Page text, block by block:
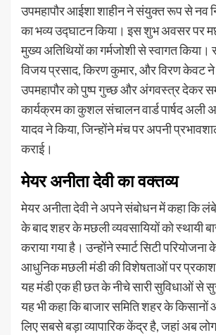
उपमहापौर आईशा शाहीन ने संयुक्त रूप से नव
का भव्य उद्घाटन किया। इस शुभ अवसर पर
मुख्य अतिथियों का गर्मजोशी से स्वागत किया।
विजय प्रसाद, किरण कुमार, और विरण केवट
उपमहापौर को पुष्प गुच्छ और अंगवस्त्र देकर
कार्यक्रम का कुशल संचालन वार्ड पार्षद अली
यादव ने किया, जिन्होंने मंच पर अपनी
कराई।
मेयर अनीता देवी का वक्तव्य
मेयर अनीता देवी ने अपने संबोधन में कहा कि
के बाद शहर के मछली व्यवसायियों को स्थायी
कराया गया है। उन्होंने स्मार्ट सिटी परियोजना
आधुनिक मछली मंडी की विशेषताओं पर
यह मंडी एक ही छत के नीचे सारी सुविधाओं से
यह भी कहा कि बाजार समिति शहर के किसानों
लिए सबसे बड़ा व्यापारिक केंद्र है, जहां अब